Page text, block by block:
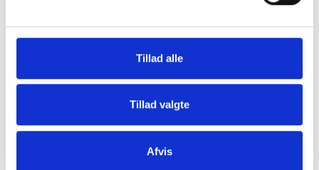
Tillad alle
Tillad valgte
Afvis